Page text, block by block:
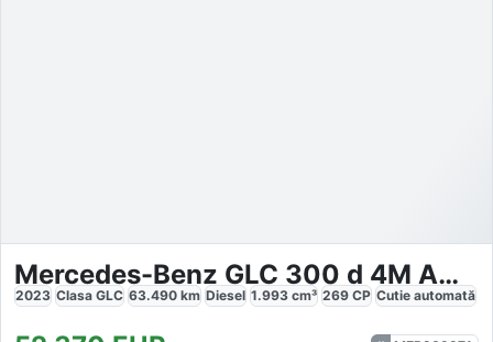
Mercedes-Benz GLC 300 d 4M AMG
2023 Clasa GLC 63.490 km Diesel 1.993 cm³ 269 CP Cutie automată